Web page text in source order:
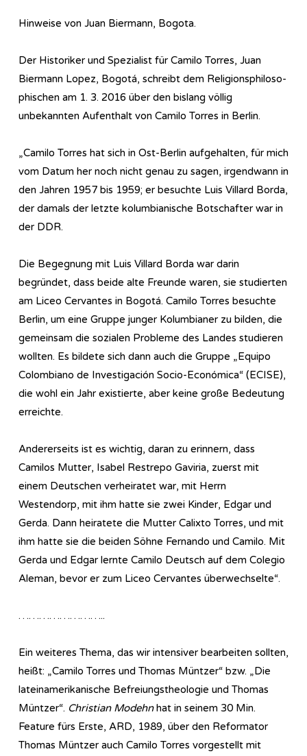
Hinweise von Juan Biermann, Bogota.
Der Historiker und Spezialist für Camilo Torres, Juan
Biermann Lopez, Bogotá, schreibt dem Re­li­gi­ons­phi­lo­so­
phi­sch­en am 1. 3. 2016 über den bislang völlig
unbekannten Aufenthalt von Camilo Torres in Berlin.
„Camilo Torres hat sich in Ost-Berlin aufgehalten, für mich
vom Datum her noch nicht genau zu sagen, irgendwann in
den Jahren 1957 bis 1959; er besuchte Luis Villard Borda,
der damals der letzte kolumbianische Botschafter war in
der DDR.
Die Begegnung mit Luis Villard Borda war darin
begründet, dass beide alte Freunde waren, sie studierten
am Liceo Cervantes in Bogotá. Camilo Torres besuchte
Berlin, um eine Gruppe junger Kolumbianer zu bilden, die
gemeinsam die sozialen Probleme des Landes studieren
wollten. Es bildete sich dann auch die Gruppe „Equipo
Colombiano de Investigación Socio-Económica“ (ECISE),
die wohl ein Jahr existierte, aber keine große Bedeutung
erreichte.
Andererseits ist es wichtig, daran zu erinnern, dass
Camilos Mutter, Isabel Restrepo Gaviria, zuerst mit
einem Deutschen verheiratet war, mit Herrn
Westendorp, mit ihm hatte sie zwei Kinder, Edgar und
Gerda. Dann heiratete die Mutter Calixto Torres, und mit
ihm hatte sie die beiden Söhne Fernando und Camilo. Mit
Gerda und Edgar lernte Camilo Deutsch auf dem Colegio
Aleman, bevor er zum Liceo Cervantes überwechselte“.
……………………..
Ein weiteres Thema, das wir intensiver bearbeiten sollten,
heißt: „Camilo Torres und Thomas Müntzer“ bzw. „Die
lateinamerikanische Befreiungstheologie und Thomas
Müntzer“. Christian Modehnhat in seinem 30 Min.
Feature fürs Erste, ARD, 1989, über den Reformator
Thomas Müntzer auch Camilo Torres vorgestellt mit